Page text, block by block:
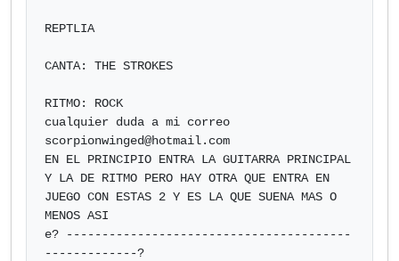
REPTLIA
CANTA: THE STROKES
RITMO: ROCK
scorpionwinged@hotmail.com
EN EL PRINCIPIO ENTRA LA GUITARRA PRINCIPAL
Y LA DE RITMO PERO HAY OTRA QUE ENTRA EN
JUEGO CON ESTAS 2 Y ES LA QUE SUENA MAS O
MENOS ASI
e? ----------------------------------------
-------------?